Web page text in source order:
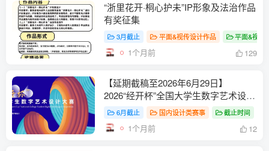
“浙里花开·桐心护未”IP形象及法治作品
有奖征集
3月截止 平面&视传设计作品 平面&视传
1个月前 129
【延期截稿至2026年6月29日】
2026“经开杯”全国大学生数字艺术设计
大赛6月截止 国内设计类赛事 截止时间
1个月前 12